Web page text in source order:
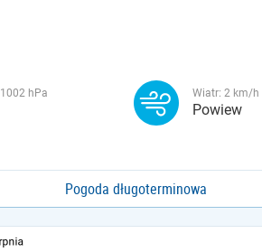
1002 hPa Wiatr: 2 km/h
Powiew
Pogoda długoterminowa